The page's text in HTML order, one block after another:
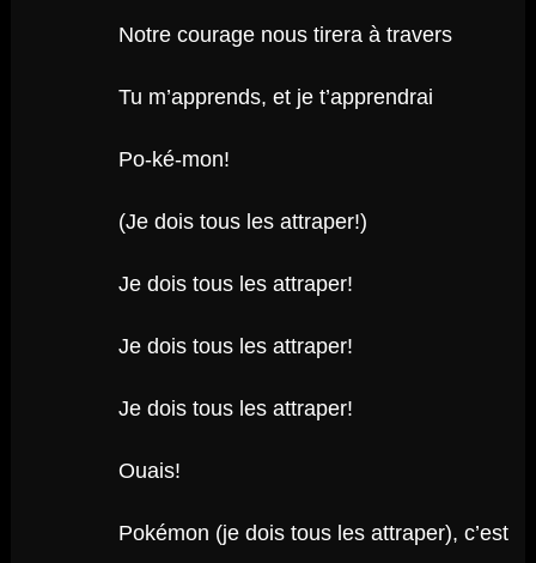
Notre courage nous tirera à travers
Tu m’apprends, et je t’apprendrai
Po-ké-mon!
(Je dois tous les attraper!)
Je dois tous les attraper!
Je dois tous les attraper!
Je dois tous les attraper!
Ouais!
Pokémon (je dois tous les attraper), c’est